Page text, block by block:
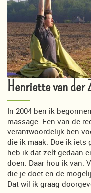
Henriette van der
In 2004 ben ik
massage. Een van de
verantwoordelijk ben
die ik maak. Doe ik iets
heb ik dat zelf gedaan
doen. Daar hou ik van.
die je doet en de
Dat wil ik graag